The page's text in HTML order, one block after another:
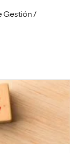
Gestión /